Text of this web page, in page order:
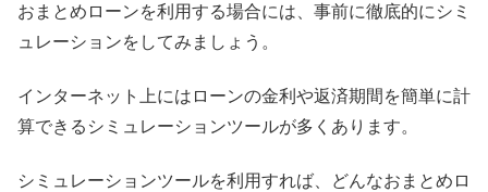
おまとめローンを利用する場合には、事前に徹底的にシミ
ュレーションをしてみましょう。
インターネット上にはローンの金利や返済期間を簡単に計
算できるシミュレーションツールが多くあります。
シミュレーションツールを利用すれば、どんなおまとめロ